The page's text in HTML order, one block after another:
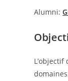
Alumni:
L’objectif